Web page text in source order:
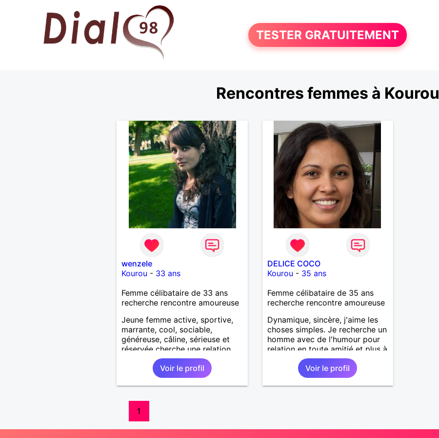
TESTER GRATUITEMENT
Rencontres femmes à Kourou
wenzele
Kourou - 33 ans
Femme célibataire de 33 ans
recherche rencontre amoureuse
Jeune femme active, sportive,
marrante, cool, sociable,
généreuse, câline, sérieuse et
réservée cherche une relation
sérieuse durable dotée d'estime,
d'amour sincère, d'honnêteté et
de respect.
Voir le profil
DELICE COCO
Kourou - 35 ans
Femme célibataire de 35 ans
recherche rencontre amoureuse
Dynamique, sincère, j'aime les
choses simples. Je recherche un
homme avec de l'humour pour
relation en toute amitié et plus à
Voir le profil
1